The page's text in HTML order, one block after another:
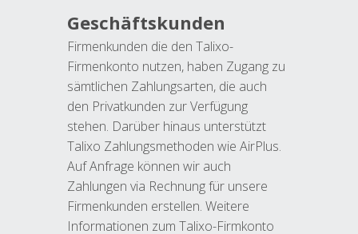
Geschäftskunden
Firmenkunden die den Talixo-
Firmenkonto nutzen, haben Zugang zu
sämtlichen Zahlungsarten, die auch
den Privatkunden zur Verfügung
stehen. Darüber hinaus unterstützt
Talixo Zahlungsmethoden wie AirPlus.
Auf Anfrage können wir auch
Zahlungen via Rechnung für unsere
Firmenkunden erstellen. Weitere
Informationen zum Talixo-Firmkonto